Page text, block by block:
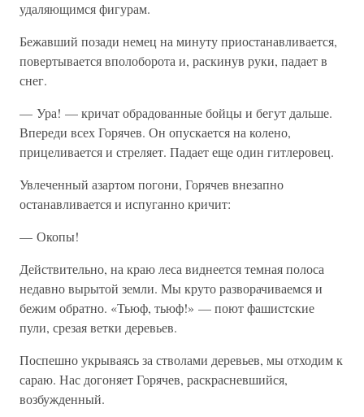
удаляющимся фигурам.
Бежавший позади немец на минуту приостанавливается,
повертывается вполоборота и, раскинув руки, падает в
снег.
— Ура! — кричат обрадованные бойцы и бегут дальше.
Впереди всех Горячев. Он опускается на колено,
прицеливается и стреляет. Падает еще один гитлеровец.
Увлеченный азартом погони, Горячев внезапно
останавливается и испуганно кричит:
— Окопы!
Действительно, на краю леса виднеется темная полоса
недавно вырытой земли. Мы круто разворачиваемся и
бежим обратно. «Тьюф, тьюф!» — поют фашистские
пули, срезая ветки деревьев.
Поспешно укрываясь за стволами деревьев, мы отходим к
сараю. Нас догоняет Горячев, раскрасневшийся,
возбужденный.